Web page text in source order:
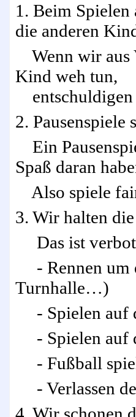
1. Beim Spielen
die anderen
Wenn wir aus
Kind weh tun,
entschuldigen
2. Pausenspiele
Ein
Spaß daran
Also spiele
3. Wir halten
Das ist
- Rennen um
Turnhalle…)
- Spielen auf
- Spielen auf
- Fußball
- Verlassen